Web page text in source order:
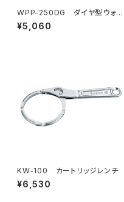
WPP-250DG ダイヤ型ウォー
ターポンププライヤー
¥5,060
KW-100 カートリッジレンチ
¥6,530